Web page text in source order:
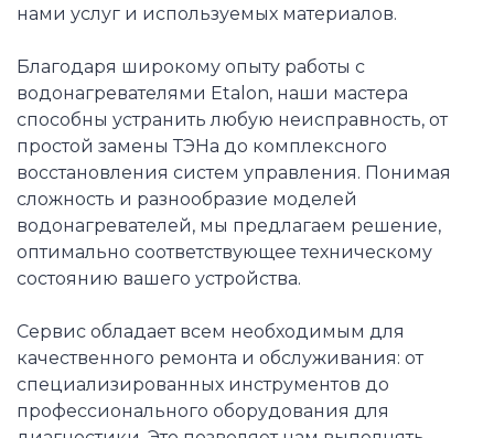
нами услуг и используемых материалов.
Благодаря широкому опыту работы с
водонагревателями Etalon, наши мастера
способны устранить любую неисправность, от
простой замены ТЭНа до комплексного
восстановления систем управления. Понимая
сложность и разнообразие моделей
водонагревателей, мы предлагаем решение,
оптимально соответствующее техническому
состоянию вашего устройства.
Сервис обладает всем необходимым для
качественного ремонта и обслуживания: от
специализированных инструментов до
профессионального оборудования для